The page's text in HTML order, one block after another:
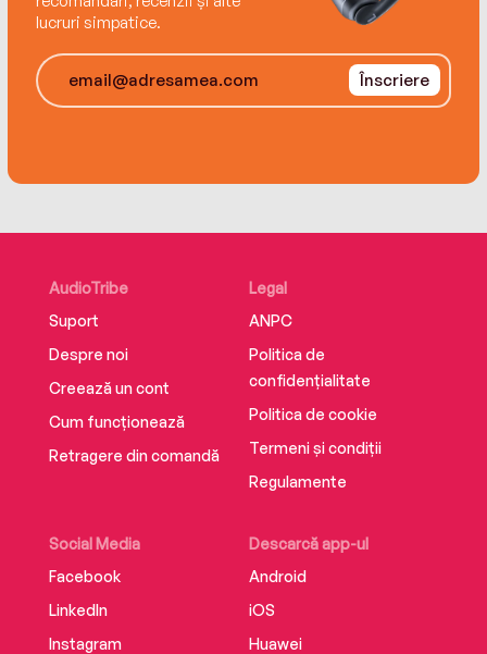
lucruri simpatice.
Înscriere
AudioTribe
Suport
Despre noi
Creează un cont
Cum funcționează
Retragere din comandă
Social Media
Facebook
LinkedIn
Instagram
Descarcă app-ul
Android
iOS
Huawei
Legal
ANPC
Politica de
confidențialitate
Politica de cookie
Termeni și condiții
Regulamente